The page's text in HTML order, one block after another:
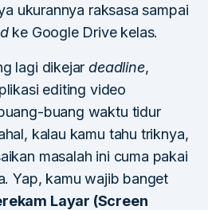
ukurannya raksasa sampai
ke Google Drive kelas.
lagi dikejardeadline,
editing video
buang waktu tidur
kalau kamu tahu triknya,
masalah ini cuma pakai
Yap, kamu wajib banget
Layar (Screen